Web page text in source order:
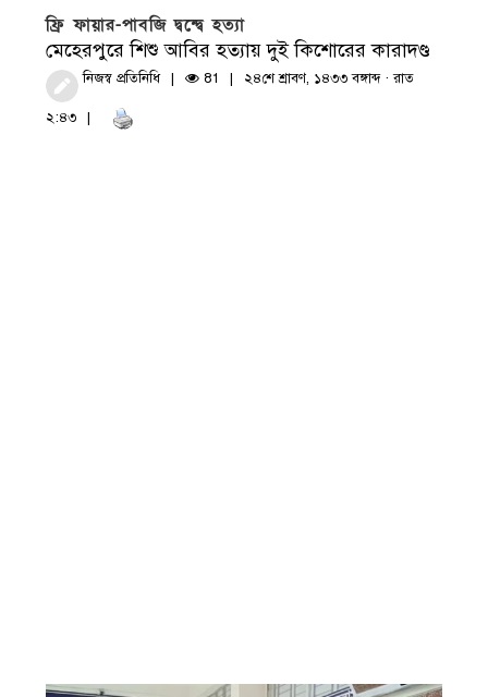
ফ্রি ফায়ার-পাবজি দ্বন্দ্বে হত্যা
মেহেরপুরে শিশু আবির হত্যায় দুই কিশোরের কারাদণ্ড
নিজস্ব প্রতিনিধি 81 ২৪শে শ্রাবণ, ১৪৩৩ বঙ্গাব্দ · রাত
২:৪৩